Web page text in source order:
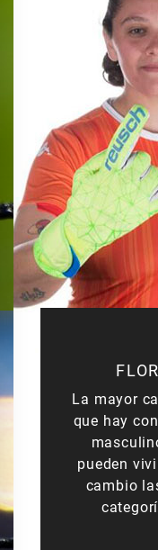
La mayor
que hay
pueden
cambio